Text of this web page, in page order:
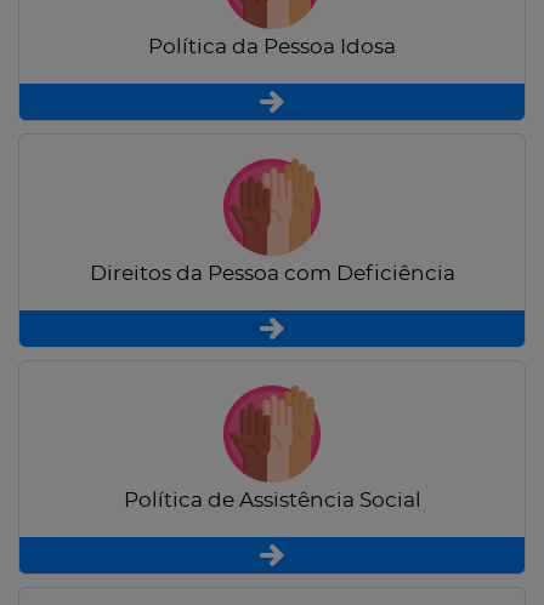
Política da Pessoa Idosa
Direitos da Pessoa com Deficiência
Política de Assistência Social